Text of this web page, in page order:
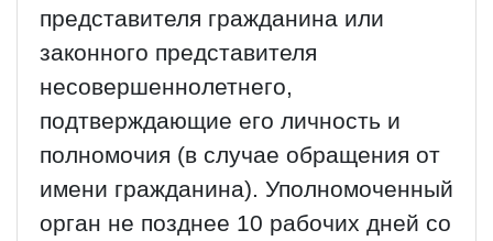
представителя гражданина или
законного представителя
несовершеннолетнего,
подтверждающие его личность и
полномочия (в случае обращения от
имени гражданина). Уполномоченный
орган не позднее 10 рабочих дней со